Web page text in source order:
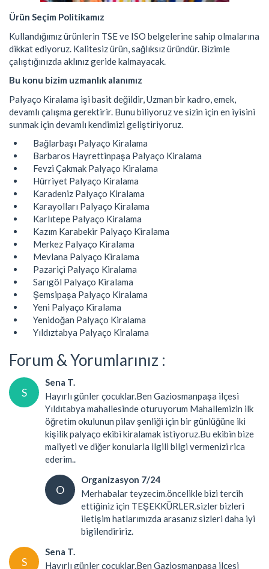
Ürün Seçim Politikamız
Kullandığımız ürünlerin TSE ve ISO belgelerine sahip olmalarına
dikkat ediyoruz. Kalitesiz ürün, sağlıksız üründür. Bizimle
çalıştığınızda aklınız geride kalmayacak.
Bu konu bizim uzmanlık alanımız
Palyaço Kiralama işi basit değildir, Uzman bir kadro, emek,
devamlı çalışma gerektirir. Bunu biliyoruz ve sizin için en iyisini
sunmak için devamlı kendimizi geliştiriyoruz.
Bağlarbaşı Palyaço Kiralama
Barbaros Hayrettinpaşa Palyaço Kiralama
Fevzi Çakmak Palyaço Kiralama
Hürriyet Palyaço Kiralama
Karadeniz Palyaço Kiralama
Karayolları Palyaço Kiralama
Karlıtepe Palyaço Kiralama
Kazım Karabekir Palyaço Kiralama
Merkez Palyaço Kiralama
Mevlana Palyaço Kiralama
Pazariçi Palyaço Kiralama
Sarıgöl Palyaço Kiralama
Şemsipaşa Palyaço Kiralama
Yeni Palyaço Kiralama
Yenidoğan Palyaço Kiralama
Yıldıztabya Palyaço Kiralama
Forum & Yorumlarınız :
S
Sena T.
Hayırlı günler çocuklar.Ben Gaziosmanpaşa ilçesi
Yıldıtabya mahallesinde oturuyorum Mahallemizin ilk
öğretim okulunun pilav şenliği için bir günlüğüne iki
kişilik palyaço ekibi kiralamak istiyoruz.Bu ekibin bize
maliyeti ve diğer konularla ilgili bilgi vermenizi rica
ederim..
O
Organizasyon 7/24
Merhabalar teyzecim.öncelikle bizi tercih
ettiğiniz için TEŞEKKÜRLER.sizler bizleri
iletişim hatlarımızda arasanız sizleri daha iyi
bigilendiririz.
S
Sena T.
Hayırlı günler çocuklar.Ben Gaziosmanpaşa ilçesi